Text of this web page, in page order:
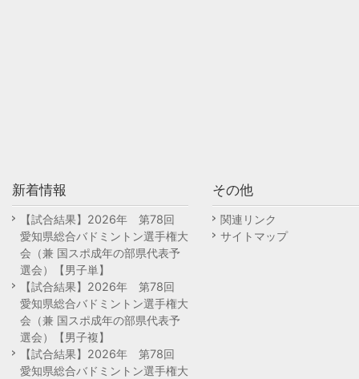
新着情報
【試合結果】2026年 第78回
愛知県総合バドミントン選手権大
会（兼 国スポ成年の部県代表予
選会）【男子単】
【試合結果】2026年 第78回
愛知県総合バドミントン選手権大
会（兼 国スポ成年の部県代表予
選会）【男子複】
【試合結果】2026年 第78回
愛知県総合バドミントン選手権大
その他
関連リンク
サイトマップ